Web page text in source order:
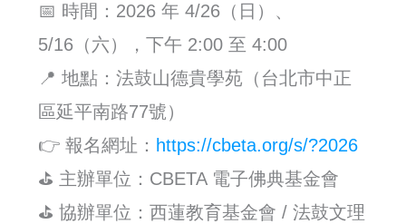
📅 時間：2026 年 4/26（日）、
5/16（六），下午 2:00 至 4:00
📍 地點：法鼓山德貴學苑（台北市中正
區延平南路77號）
👉 報名網址： https://cbeta.org/s/?2026
⛳ 主辦單位：CBETA 電子佛典基金會
⛳ 協辦單位：西蓮教育基金會 / 法鼓文理